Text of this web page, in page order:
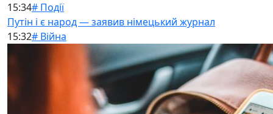
15:34# Події
Путін і є народ — заявив німецький журнал
15:32# Війна